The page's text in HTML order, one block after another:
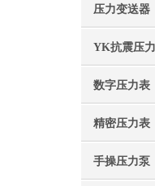
压力变送器
YK抗震压
数字压力表
精密压力表
手操压力泵